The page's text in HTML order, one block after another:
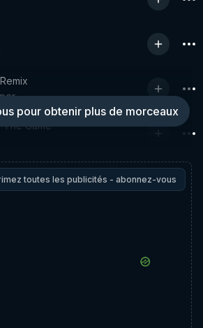
pour obtenir plus de morceaux
The Game
toutes les publicités - abonnez-vous